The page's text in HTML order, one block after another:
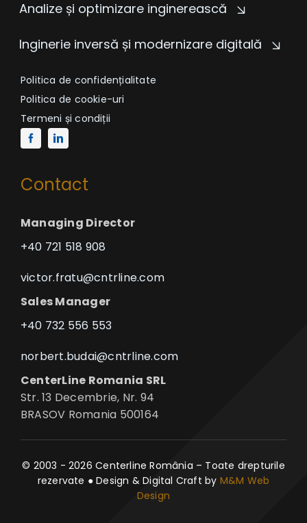
Analize și optimizare inginerească
Inginerie inversă și modernizare digitală
Politica de confidențialitate
Politica de cookie-uri
Termeni și condiții
Contact
Managing Director
+40 721 518 908
victor.fratu@cntrline.com
Sales Manager
+40 732 556 553
norbert.budai@cntrline.com
CenterLine Romania SRL
Str. 13 Decembrie, Nr. 94
BRASOV Romania 500164
© 2003 - 2026 Centerline România – Toate drepturile
rezervate ● Design & Digital Craft by M&M Web
Design